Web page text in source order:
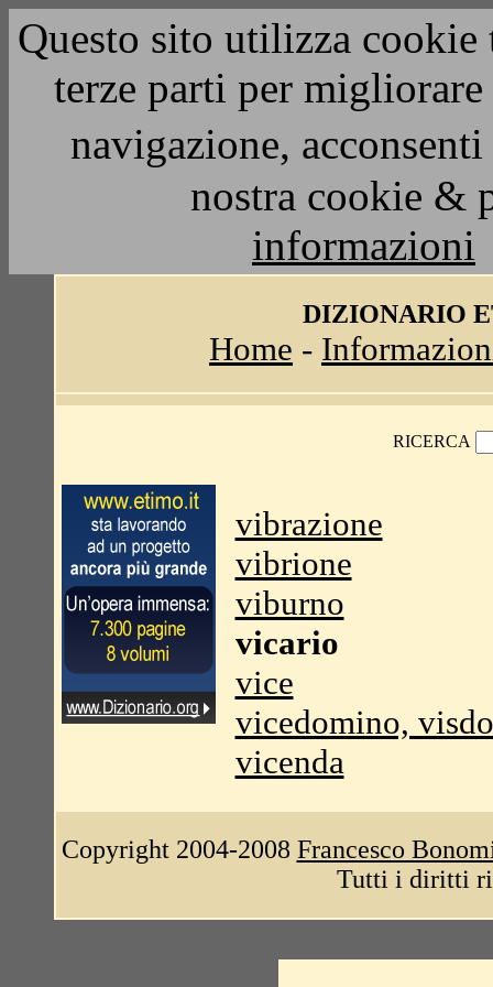
Questo sito utilizza
terze parti per
navigazione,
nostra cookie &
informazioni
DIZIONARIO
Home -
RICERCA
vibrazione
vibrione
viburno
vicario
vice
vicedomino,
vicenda
Copyright 2004-2008 Francesco
Tutti i diritti